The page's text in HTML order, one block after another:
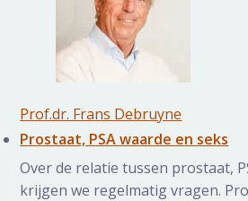
Prof.dr. Frans Debruyne
Prostaat, PSA waarde en seks
Over de relatie tussen prostaat,
krijgen we regelmatig vragen.